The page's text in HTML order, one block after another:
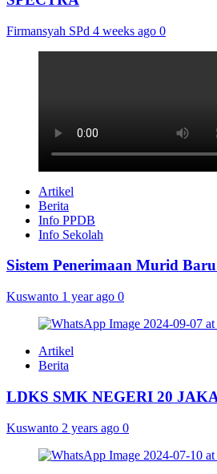
Firmansyah SPd 4 weeks ago 0
Artikel
Berita
Info PPDB
Info Sekolah
Sistem Penerimaan Murid
Kuswanto 1 year ago 0
Artikel
Berita
LDKS SMK NEGERI 20
Kuswanto 2 years ago 0